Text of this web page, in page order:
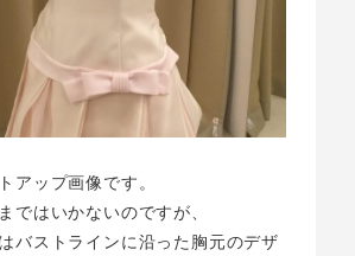
アップ画像です。
ではいかないのですが、
バストラインに沿った胸元のデザ